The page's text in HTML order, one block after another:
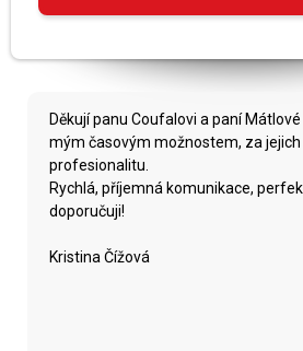
Děkují panu Coufalovi a paní
mým časovým možnostem, za
profesionalitu.
Rychlá, příjemná komunikace,
doporučuji!
Kristina Čížová